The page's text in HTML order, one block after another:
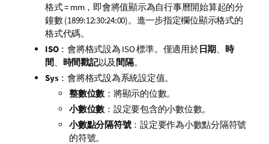
格式 = mm，即會將值顯示為自行事曆開始算起的分
鐘數 (1899:12:30:24:00)。進一步指定欄位顯示格式的
格式代碼。
ISO：會將格式設為 ISO 標準。僅適用於日期、 時
間、 時間戳記以及 間隔。
Sys：會將格式設為系統設定值。
整數位數 ：將顯示的位數。
小數位數 ：設定要包含的小數位數。
小數點分隔符號：設定要作為小數點分隔符號
的符號。